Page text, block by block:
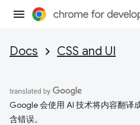
Docs CSS and UI
Google 会使用 AI 技术将内容翻译
含错误。